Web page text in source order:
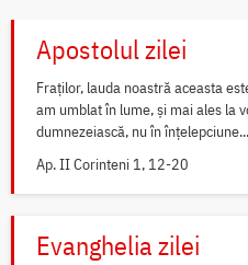
Apostolul zilei
Fraților, lauda noastră aceasta
am umblat în lume, și mai ales la
dumnezeiască, nu în înțelepciune...
Ap. II Corinteni 1, 12-20
Evanghelia zilei